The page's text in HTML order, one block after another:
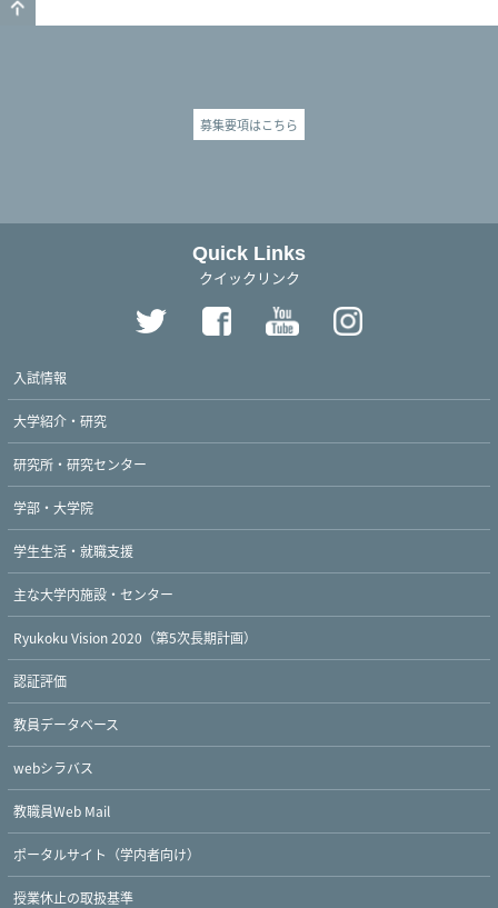
募集要項はこちら
Quick Links
クイックリンク
入試情報
大学紹介・研究
研究所・研究センター
学部・大学院
学生生活・就職支援
主な大学内施設・センター
Ryukoku Vision 2020（第5次長期計画）
認証評価
教員データベース
webシラバス
教職員Web Mail
ポータルサイト（学内者向け）
授業休止の取扱基準